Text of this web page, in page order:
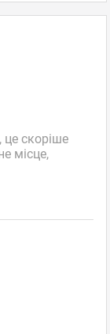
скоріше
місце,